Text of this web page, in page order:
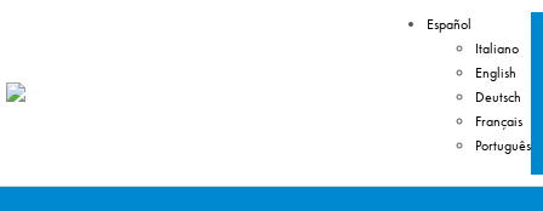
Español
Italiano
English
Deutsch
Français
Português